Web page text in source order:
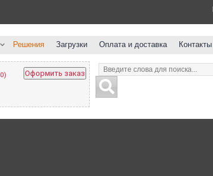
Решения Загрузки Оплата и доставка Контакты
Оформить заказ